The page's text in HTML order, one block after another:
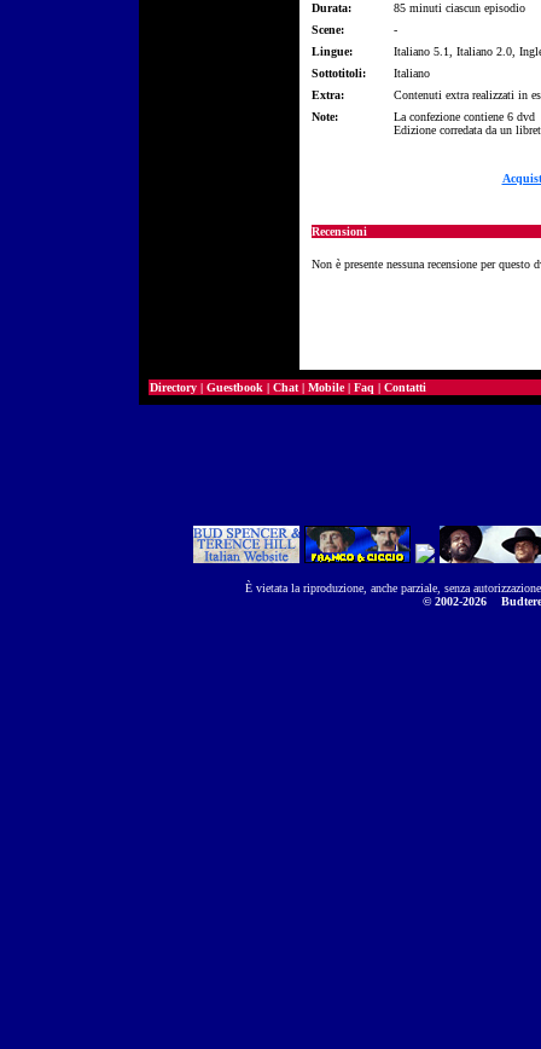
Durata:
85 minuti ciascun episodio
Scene:
-
Lingue:
Italiano 5.1, Italiano 2.0,
Sottotitoli:
Italiano
Extra:
Contenuti extra realizzati in
Note:
La confezione contiene 6 dvd
Edizione corredata da un
Recensioni
Non è presente nessuna recensione per questo
Directory | Guestbook | Chat | Mobile| Faq | Contatti
È vietata la riproduzione, anche parziale, senza
© 2002-2026